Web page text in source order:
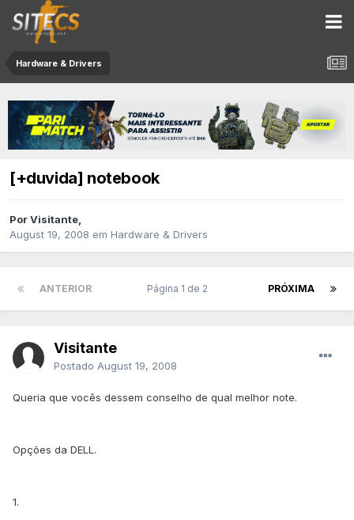
Hardware & Drivers
[+duvida] notebook
PorVisitante
August 19, 2008 em Hardware & Drivers
ANTERIOR PRÓXIMA
Página 1 de 2
Visitante
Postado August 19, 2008
Queria que vocês dessem conselho de qual melhor note.
Opções da DELL.
1.